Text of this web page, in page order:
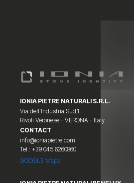
IONIA PIETRE NATURALI S.R.L.
Via dell'Industria Sud,1
Rivoli Veronese - VERONA - Italy
CONTACT
info@ioniapietre.com
Tel.: +39 045 6260860
GOOGLE Maps